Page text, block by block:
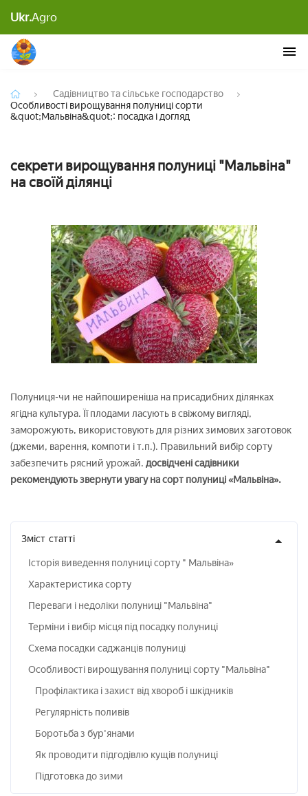
Ukr.Agro&quot;Мальвіна&quot;: посадка і догляд
Садівництво та сільське господарство
Особливості вирощування полуниці сорти
&quot;Мальвіна&quot;: посадка і догляд
секрети вирощування полуниці "Мальвіна"
на своїй ділянці
Полуниця-чи не найпоширеніша на присадибних ділянках
ягідна культура. Її плодами ласують в свіжому вигляді,
заморожують, використовують для різних зимових заготовок
(джеми, варення, компоти і т.п.). Правильний вибір сорту
забезпечить рясний урожай. досвідчені садівники
рекомендують звернути увагу на сорт полуниці «Мальвіна».
Зміст статті
Історія виведення полуниці сорту " Мальвіна»
Характеристика сорту
Переваги і недоліки полуниці "Мальвіна"
Терміни і вибір місця під посадку полуниці
Схема посадки саджанців полуниці
Особливості вирощування полуниці сорту "Мальвіна"
Профілактика і захист від хвороб і шкідників
Регулярність поливів
Боротьба з бур'янами
Як проводити підгодівлю кущів полуниці
Підготовка до зими